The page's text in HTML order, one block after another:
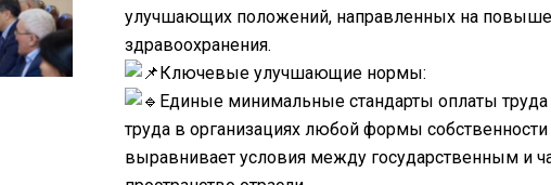
улучшающих положений, направленных на
здравоохранения.
Ключевые улучшающие нормы:
Единые минимальные стандарты оплаты
труда в организациях любой формы
выравнивает условия между государственным и